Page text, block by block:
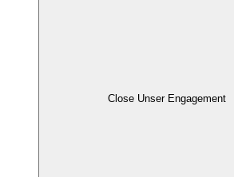
Close Unser Engagement